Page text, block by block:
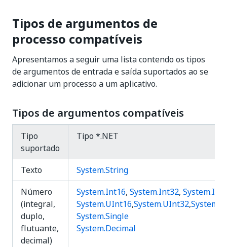
Tipos de argumentos de
processo compatíveis
Apresentamos a seguir uma lista contendo os tipos
de argumentos de entrada e saída suportados ao se
adicionar um processo a um aplicativo.
Tipos de argumentos compatíveis
Tipo
suportado
Tipo *.NET
Texto
System.String
Número
(integral,
duplo,
flutuante,
decimal)
System.Int16, System.Int32,
System.UInt16,System.UInt32,
System.Single
System.Decimal